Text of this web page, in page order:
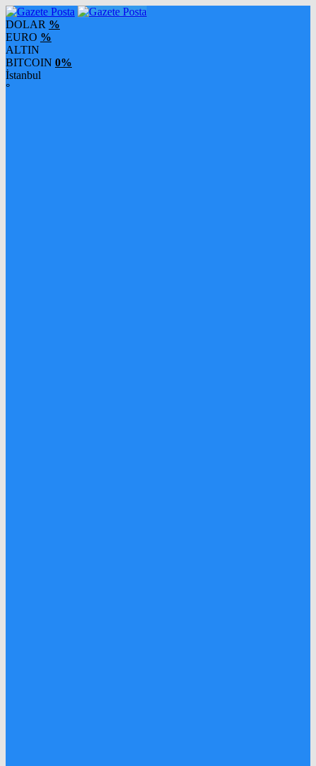
DOLAR %
EURO %
ALTIN
BITCOIN 0%
İstanbul
°